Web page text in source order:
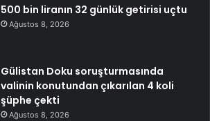
500 bin liranın 32 günlük getirisi uçtu
Ağustos 8, 2026
Gülistan Doku soruşturmasında
valinin konutundan çıkarılan 4 koli
şüphe çekti
Ağustos 8, 2026